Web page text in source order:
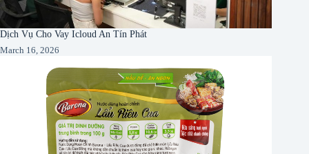
Dịch Vụ Cho Vay Icloud An Tín Phát
March 16, 2026